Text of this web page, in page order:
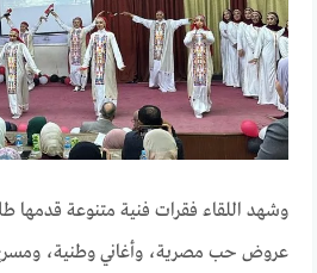
وشهد اللقاء فقرات فنية متنوعة
عروض حب مصرية، وأغاني وطنية، ومسرح